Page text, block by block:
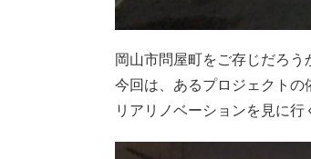
岡山市問屋町をご存じだろう
今回は、あるプロジェクト
リアリノベーションを見に